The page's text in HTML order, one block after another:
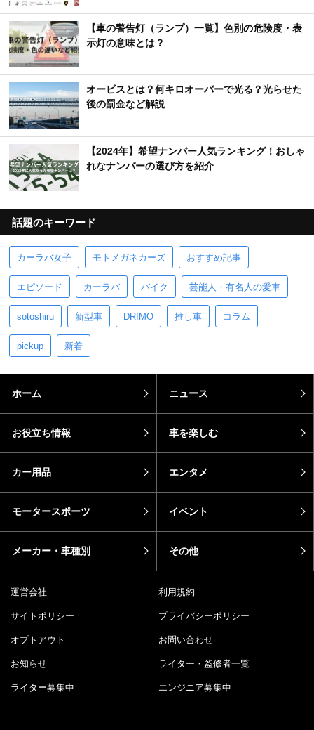
【車の警告灯（ランプ）一覧】色別の危険度・表
示灯の意味とは？
オービスとは？何キロオーバーで光る？光らせた
後の罰金など解説
【2024年】希望ナンバー人気ランキング！おしゃ
れなナンバーの選び方を紹介
話題のキーワード
カーラバ女子 モトメガネカーズ おすすめ記事
エピソード カーラバ バイク 芸能人・有名人の愛車
sotoshiru 新型車 DRIMO 推し車 コラム
pickup 新着
ホーム ニュース
お役立ち情報 車を楽しむ
カー用品 エンタメ
モータースポーツ イベント
メーカー・車種別 その他
運営会社 利用規約
サイトポリシー プライバシーポリシー
オプトアウト お問い合わせ
お知らせ ライター・監修者一覧
ライター募集中 エンジニア募集中